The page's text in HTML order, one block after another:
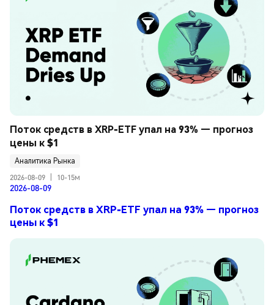
Поток средств в XRP-ETF упал на 93% — прогноз
цены к $1
Аналитика Рынка
2026-08-09
10-15м
2026-08-09
Поток средств в XRP-ETF упал на 93% — прогноз
цены к $1